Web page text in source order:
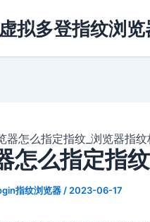
拟多登指纹浏览
器怎么指定指纹_浏览器指纹
怎么指定指
指纹浏览器 / 2023-06-17